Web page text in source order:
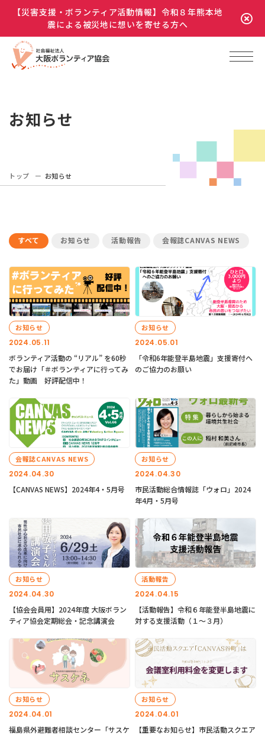
【災害支援・ボランティア活動情報】令和８年熊本地
震による被災地に想いを寄せる方へ
お知らせ
トップ お知らせ
すべて お知らせ 活動報告 会報誌CANVAS NEWS
2024.05.11
お知らせ
ボランティア活動の “リアル” を60秒
でお届け「＃ボランティアに行ってみ
た」動画 好評配信中！
2024.05.01
お知らせ
「令和6年能登半島地震」支援寄付へ
のご協力のお願い
2024.04.30
会報誌CANVAS NEWS
【CANVAS NEWS】2024年4・5月号
2024.04.30
お知らせ
市民活動総合情報誌「ウォロ」2024
年4月・5月号
2024.04.30
お知らせ
【協会会員用】2024年度 大阪ボラン
ティア協会定期総会・記念講演会
2024.04.15
活動報告
【活動報告】令和６年能登半島地震に
対する支援活動（１〜３月）
2024.04.01
お知らせ
福島県外避難者相談センター「サスケ
2024.04.01
お知らせ
【重要なお知らせ】市民活動スクエア